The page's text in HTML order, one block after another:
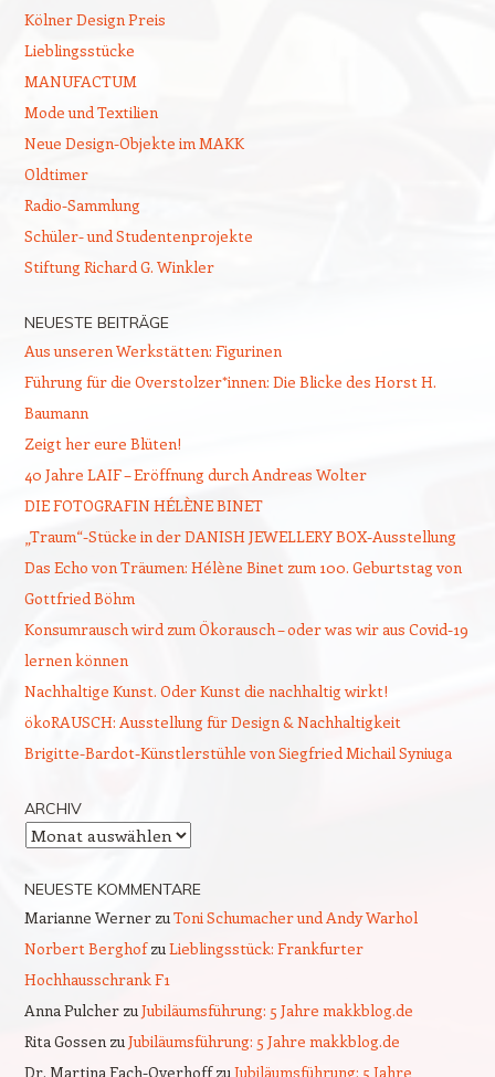
Kölner Design Preis
Lieblingsstücke
MANUFACTUM
Mode und Textilien
Neue Design-Objekte im MAKK
Oldtimer
Radio-Sammlung
Schüler- und Studentenprojekte
Stiftung Richard G. Winkler
NEUESTE BEITRÄGE
Aus unseren Werkstätten: Figurinen
Führung für die Overstolzer*innen: Die Blicke des Horst H.
Baumann
Zeigt her eure Blüten!
40 Jahre LAIF – Eröffnung durch Andreas Wolter
DIE FOTOGRAFIN HÉLÈNE BINET
„Traum“-Stücke in der DANISH JEWELLERY BOX-Ausstellung
Das Echo von Träumen: Hélène Binet zum 100. Geburtstag von
Gottfried Böhm
Konsumrausch wird zum Ökorausch – oder was wir aus Covid-19
lernen können
Nachhaltige Kunst. Oder Kunst die nachhaltig wirkt!
ökoRAUSCH: Ausstellung für Design & Nachhaltigkeit
Brigitte-Bardot-Künstlerstühle von Siegfried Michail Syniuga
ARCHIV
Archiv
NEUESTE KOMMENTARE
Marianne WernerzuToni Schumacher und Andy Warhol
Norbert BerghofzuLieblingsstück: Frankfurter
Hochhausschrank F1
Anna PulcherzuJubiläumsführung: 5 Jahre makkblog.de
Rita GossenzuJubiläumsführung: 5 Jahre makkblog.de
Dr. Martina Fach-Overhoffzu Jubiläumsführung: 5 Jahre